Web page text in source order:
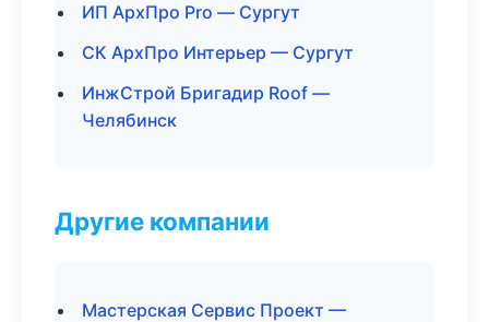
ИП АрхПро Pro — Сургут
СК АрхПро Интерьер — Сургут
ИнжСтрой Бригадир Roof —
Челябинск
Другие компании
Мастерская Сервис Проект —